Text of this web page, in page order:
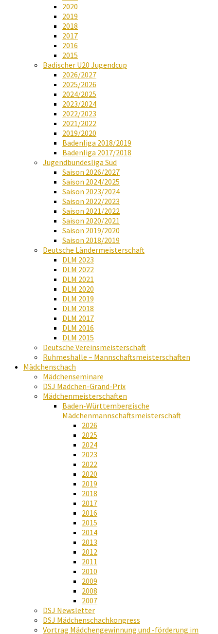
2020
2019
2018
2017
2016
2015
Badischer U20 Jugendcup
2026/2027
2025/2026
2024/2025
2023/2024
2022/2023
2021/2022
2019/2020
Badenliga 2018/2019
Badenliga 2017/2018
Jugendbundesliga Süd
Saison 2026/2027
Saison 2024/2025
Saison 2023/2024
Saison 2022/2023
Saison 2021/2022
Saison 2020/2021
Saison 2019/2020
Saison 2018/2019
Deutsche Ländermeisterschaft
DLM 2023
DLM 2022
DLM 2021
DLM 2020
DLM 2019
DLM 2018
DLM 2017
DLM 2016
DLM 2015
Deutsche Vereinsmeisterschaft
Ruhmeshalle – Mannschaftsmeisterschaften
Mädchenschach
Mädchenseminare
DSJ Mädchen-Grand-Prix
Mädchenmeisterschaften
Baden-Württembergische
Mädchenmannschaftsmeisterschaft
2026
2025
2024
2023
2022
2020
2019
2018
2017
2016
2015
2014
2013
2012
2011
2010
2009
2008
2007
DSJ Newsletter
DSJ Mädchenschachkongress
Vortrag Mädchengewinnung und -förderung im